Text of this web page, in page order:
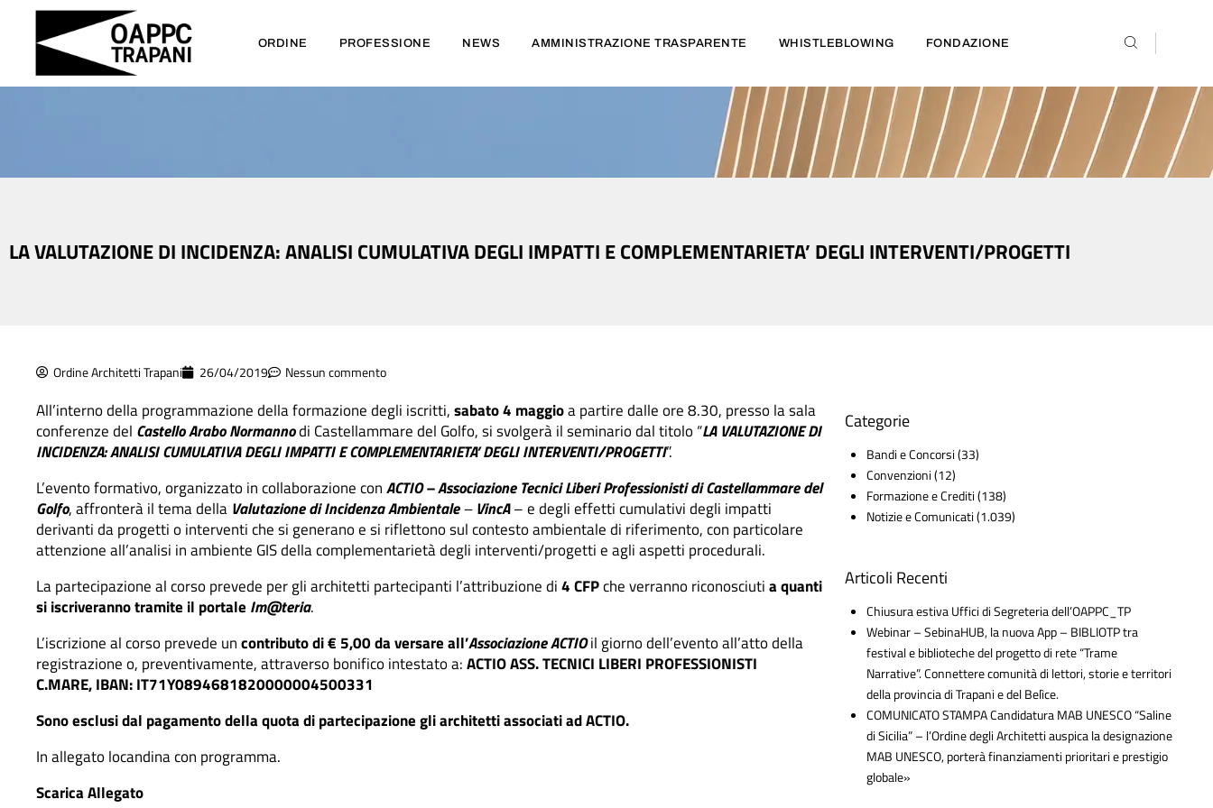
ORDINE PROFESSIONE NEWS AMMINISTRAZIONE TRASPARENTE WHISTLEBLOWING FONDAZIONE
LA VALUTAZIONE DI INCIDENZA: ANALISI CUMULATIVA DEGLI IMPATTI E COMPLEMENTARIETA’ DEGLI INTERVENTI/PROGETTI
Ordine Architetti Trapani 26/04/2019 Nessun commento
All’interno della programmazione della formazione degli iscritti,sabato 4 maggioa partire dalle ore 8.30, presso la sala
conferenze del Castello Arabo Normannodi Castellammare del Golfo, si svolgerà il seminario dal titolo “LA VALUTAZIONE DI
INCIDENZA: ANALISI CUMULATIVA DEGLI IMPATTI E COMPLEMENTARIETA’ DEGLI INTERVENTI/PROGETTI”.
L’evento formativo, organizzato in collaborazione conACTIO – Associazione Tecnici Liberi Professionisti di Castellammare del
Golfo, affronterà il tema della Valutazione di Incidenza Ambientale–VincA– e degli effetti cumulativi degli impatti
derivanti da progetti o interventi che si generano e si riflettono sul contesto ambientale di riferimento, con particolare
attenzione all’analisi in ambiente GIS della complementarietà degli interventi/progetti e agli aspetti procedurali.
La partecipazione al corso prevede per gli architetti partecipanti l’attribuzione di4 CFPche verranno riconosciutia quanti
si iscriveranno tramite il portale Im@teria.
L’iscrizione al corso prevede uncontributo di € 5,00da versare all’Associazione ACTIOil giorno dell’evento all’atto della
registrazione o, preventivamente, attraverso bonifico intestatoa:ACTIOASS. TECNICI LIBERI PROFESSIONISTI
C.MARE,IBAN: IT71Y0894681820000004500331
Sono esclusi dal pagamento della quota di partecipazione gli architetti associati ad ACTIO.
In allegato locandina con programma.
Scarica Allegato
Categorie
Bandi e Concorsi(33)
Convenzioni(12)
Formazione e Crediti(138)
Notizie e Comunicati(1.039)
Articoli Recenti
Chiusura estiva Uffici di Segreteria dell’OAPPC_TP
Webinar – SebinaHUB, la nuova App – BIBLIOTP tra
festival e biblioteche del progetto di rete “Trame
Narrative”. Connettere comunità di lettori, storie e territori
della provincia di Trapani e del Belìce.
COMUNICATO STAMPA Candidatura MAB UNESCO “Saline
di Sicilia” – l’Ordine degli Architetti auspica la designazione
MAB UNESCO, porterà finanziamenti prioritari e prestigio
globale»